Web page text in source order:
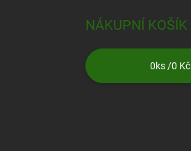
NÁKUPNÍ KOŠÍK
0ks /0 Kč